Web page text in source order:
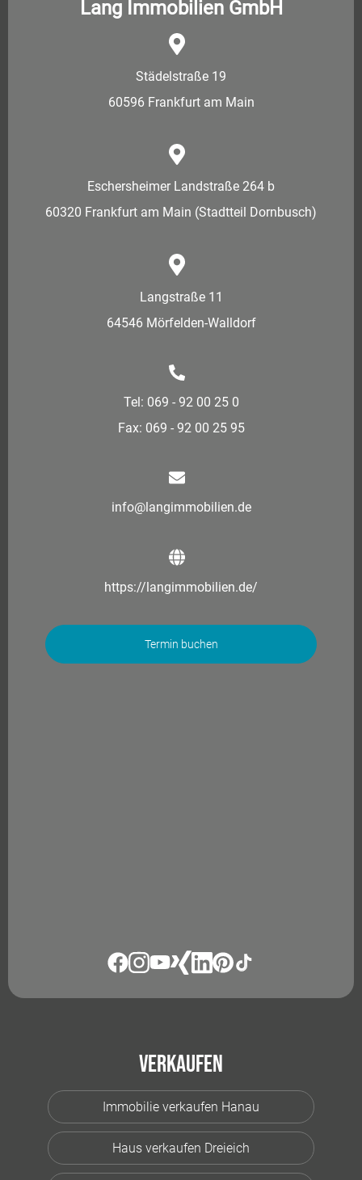
Lang Immobilien GmbH
Städelstraße 19
60596 Frankfurt am Main
Eschersheimer Landstraße 264 b
60320 Frankfurt am Main (Stadtteil Dornbusch)
Langstraße 11
64546 Mörfelden-Walldorf
Tel: 069 - 92 00 25 0
Fax: 069 - 92 00 25 95
info@langimmobilien.de
https://langimmobilien.de/
Termin buchen
Verkaufen
Immobilie verkaufen Hanau
Haus verkaufen Dreieich